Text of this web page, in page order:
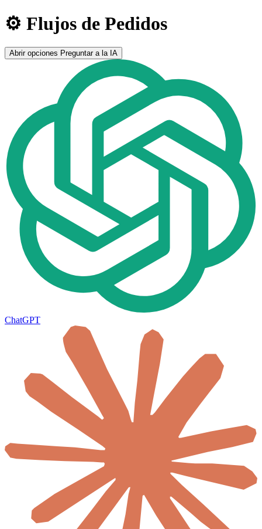
⚙️ Flujos de Pedidos
Abrir opciones Preguntar a la IA
ChatGPT